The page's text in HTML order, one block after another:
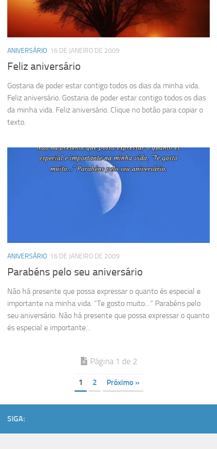
ANIVERSÁRIO 16 DE JANEIRO DE 2009
Feliz aniversário
Gostaria de poder estar contigo todos os dias da minha vida.
Feliz aniversário. Gostaria de poder estar contigo todos os dias
da minha vida. Feliz aniversário. Clique no botão para copiar o
texto.
ANIVERSÁRIO 16 DE JANEIRO DE 2009
Parabéns pelo seu aniversário
Não há presente que possa expressar o quanto és especial e
importante na minha vida. “Te gosto muito…” Parabéns pelo
seu aniversário. Não há presente que possa expressar o quanto
és especial e importante...
Página 1 de 2
1 2 Próximo »
SIGA: